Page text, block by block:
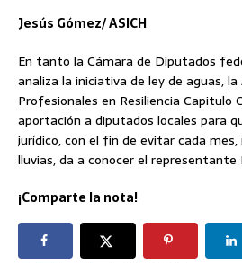
Jesús Gómez/ ASICH
En tanto la Cámara de Diputados
analiza la iniciativa de ley de aguas,
Profesionales en Resiliencia Capitulo
aportación a diputados locales para
jurídico, con el fin de evitar cada
lluvias, da a conocer el representante
¡Comparte la nota!